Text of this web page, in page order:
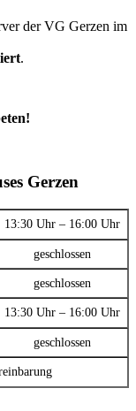
der VG Gerzen im
.
Gerzen
13:30 Uhr – 16:00 Uhr
geschlossen
geschlossen
13:30 Uhr – 16:00 Uhr
geschlossen